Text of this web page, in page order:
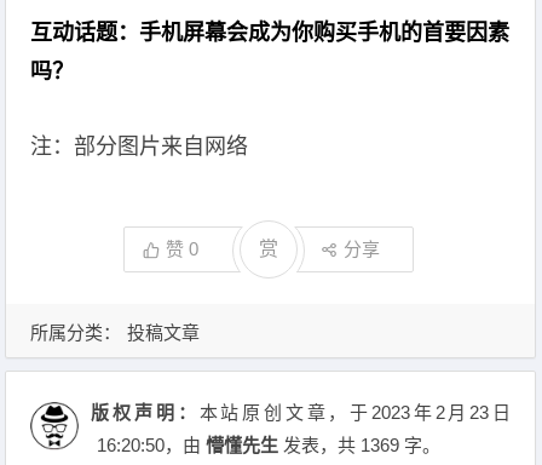
互动话题：手机屏幕会成为你购买手机的首要因素
吗？
注：部分图片来自网络
赞0 赏 分享
所属分类： 投稿文章
版权声明： 本站原创文章，于2023年2月23日
16:20:50，由懵懂先生 发表，共 1369 字。